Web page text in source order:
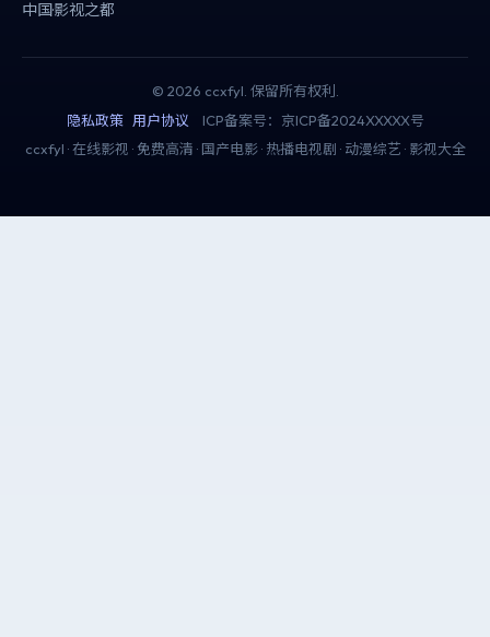
中国·影视之都
© 2026 ccxfyl. 保留所有权利.
隐私政策 用户协议
ICP备案号：京ICP备2024XXXXX号
ccxfyl · 在线影视 · 免费高清 · 国产电影 · 热播电视剧 · 动漫综艺 · 影视大全